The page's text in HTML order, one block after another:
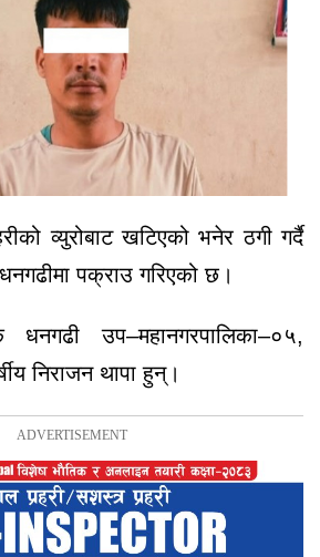
व्युरोबाट खटिएको भनेर ठगी गर्दै
पक्राउ गरिएको छ।
उप–महानगरपालिका–०५,
निराजन थापा हुन्।